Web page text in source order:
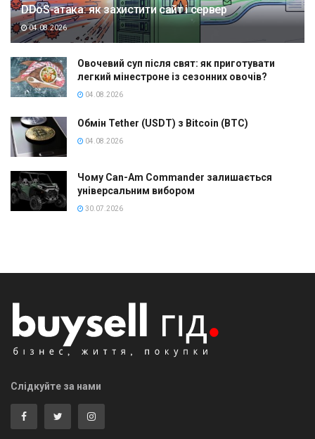
DDoS-атака: як захистити сайт і сервер
04.08.2026
Овочевий суп після свят: як приготувати
легкий мінестроне із сезонних овочів?
04.08.2026
Обмін Tether (USDT) з Bitcoin (BTC)
04.08.2026
Чому Can-Am Commander залишається
універсальним вибором
30.07.2026
Слідкуйте за нами